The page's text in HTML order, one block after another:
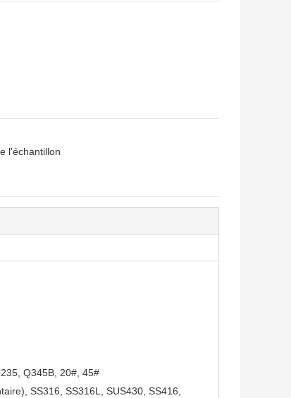
l'échantillon
Q345B, 20#, 45#
SS316, SS316L, SUS430, SS416,